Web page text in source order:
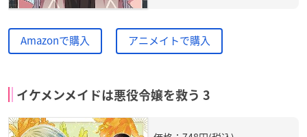
Amazonで購入 アニメイトで購入
イケメンメイドは悪役令嬢を救う 3